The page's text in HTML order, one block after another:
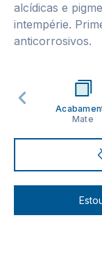
alcídicas e
intempérie.
anticorrosivos.
Mate